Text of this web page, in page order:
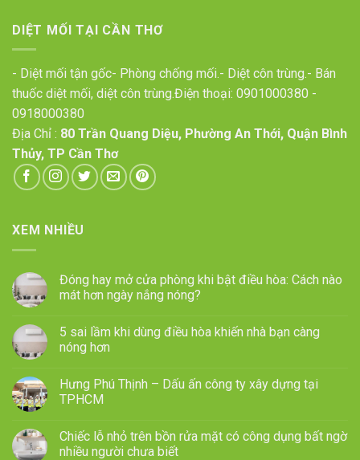
DIỆT MỐI TẠI CẦN THƠ
- Diệt mối tận gốc- Phòng chống mối.- Diệt côn trùng.- Bán
thuốc diệt mối, diệt côn trùng.Điện thoại: 0901000380 -
0918000380
Địa Chỉ : 80 Trần Quang Diệu, Phường An Thới, Quận Bình
Thủy, TP Cần Thơ
XEM NHIỀU
Đóng hay mở cửa phòng khi bật điều hòa: Cách nào
mát hơn ngày nắng nóng?
5 sai lầm khi dùng điều hòa khiến nhà bạn càng
nóng hơn
Hưng Phú Thịnh – Dấu ấn công ty xây dựng tại
TPHCM
Chiếc lỗ nhỏ trên bồn rửa mặt có công dụng bất ngờ
nhiều người chưa biết